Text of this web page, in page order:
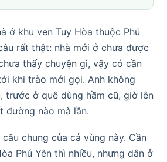
ở khu ven Tuy Hòa thuộc Phú
rất thật: nhà mới ở chưa được
thấy chuyện gì, vậy có cần
khi trào mới gọi. Anh không
trước ở quê dùng hầm cũ, giờ lên
đường nào mà lần.
chung của cả vùng này. Cần
Phú Yên thì nhiều, nhưng dân ở